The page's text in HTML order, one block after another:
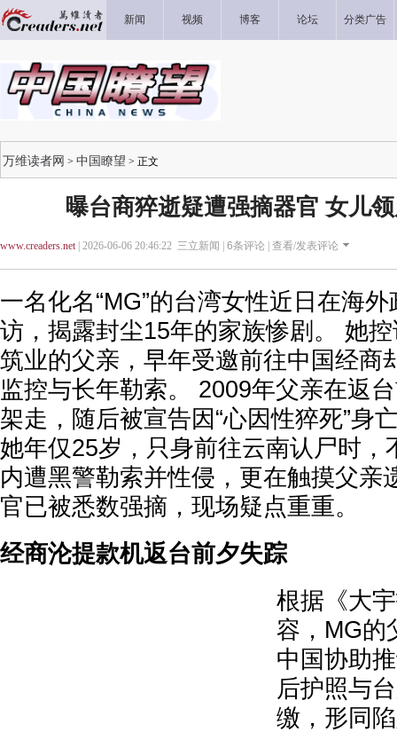
新闻 视频 博客 论坛 分类广告
万维读者网 > 中国瞭望 > 正文
曝台商猝逝疑遭强摘器官 女儿
www.creaders.net| 2026-06-06 20:46:22 三立新闻 | 6条评论 | 查看/发表评论
一名化名“MG”的台湾女性近日在海
访，揭露封尘15年的家族惨剧。 她
筑业的父亲，早年受邀前往中国经商
监控与长年勒索。 2009年父亲在返
架走，随后被宣告因“心因性猝死”身
她年仅25岁，只身前往云南认尸时，
内遭黑警勒索并性侵，更在触摸父亲
官已被悉数强摘，现场疑点重重。
经商沦提款机返台前夕失踪
根据《大
容，MG的
中国协助
后护照与
缴，形同